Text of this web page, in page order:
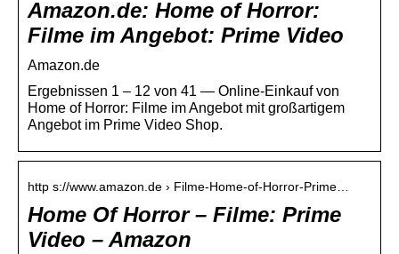
Amazon.de: Home of Horror:
Filme im Angebot: Prime Video
Amazon.de
Ergebnissen 1 – 12 von 41 — Online-Einkauf von
Home of Horror: Filme im Angebot mit großartigem
Angebot im Prime Video Shop.
http s://www.amazon.de › Filme-Home-of-Horror-Prime…
Home Of Horror – Filme: Prime
Video – Amazon